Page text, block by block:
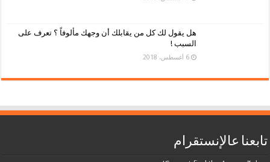
هل يقول لك كل من يقابلك أن وجهك مألوفاً ؟ تعرف على
السبب !
6 أغسطس، 2018
تابعنا عالإنستقرام